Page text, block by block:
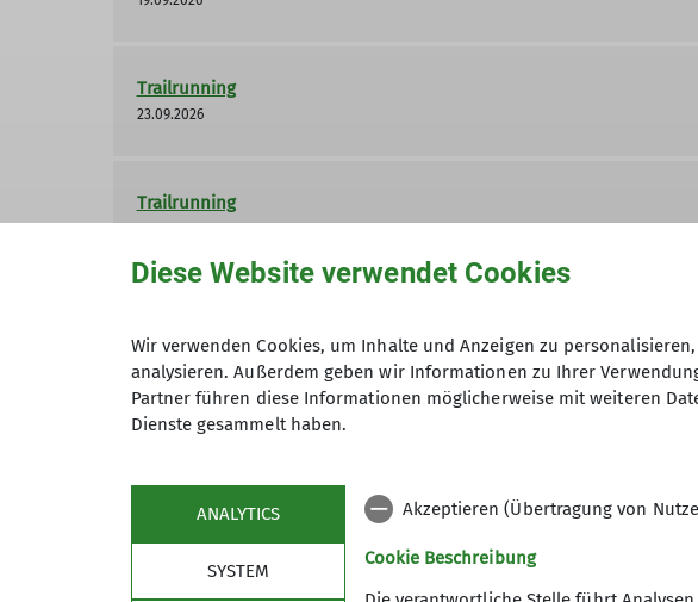
Trailrunning
23.09.2026
Trailrunning
07.10.2026
Trailrunning
Diese Website verwendet Cookies
Wir verwenden Cookies, um Inhalte und Anzeigen zu
analysieren. Außerdem geben wir Informationen zu Ihrer
Partner führen diese Informationen möglicherweise mit weiteren
Dienste gesammelt haben.
ANALYTICS
SYSTEM
Akzeptieren (Übertragung von
Cookie Beschreibung